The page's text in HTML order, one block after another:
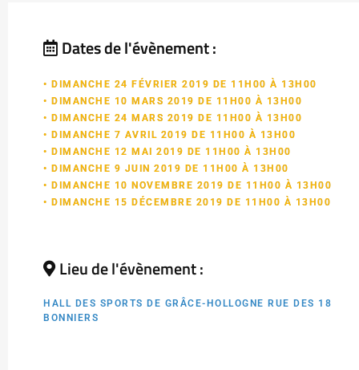
Dates de l'évènement :
• DIMANCHE 24 FÉVRIER 2019 DE 11H00 À 13H00
• DIMANCHE 10 MARS 2019 DE 11H00 À 13H00
• DIMANCHE 24 MARS 2019 DE 11H00 À 13H00
• DIMANCHE 7 AVRIL 2019 DE 11H00 À 13H00
• DIMANCHE 12 MAI 2019 DE 11H00 À 13H00
• DIMANCHE 9 JUIN 2019 DE 11H00 À 13H00
• DIMANCHE 10 NOVEMBRE 2019 DE 11H00 À 13H00
• DIMANCHE 15 DÉCEMBRE 2019 DE 11H00 À 13H00
Lieu de l'évènement :
HALL DES SPORTS DE GRÂCE-HOLLOGNE RUE DES 18
BONNIERS